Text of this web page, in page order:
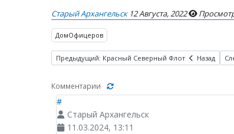
Старый Архангельск 12 Августа, 2022
ДомОфицеров
Предыдущий: Красный Северный Флот Назад
Комментарии
#
Старый Архангельск
11.03.2024, 13:11